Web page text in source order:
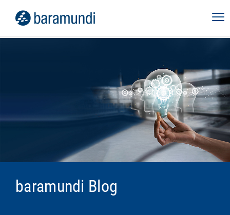
baramundi Blog